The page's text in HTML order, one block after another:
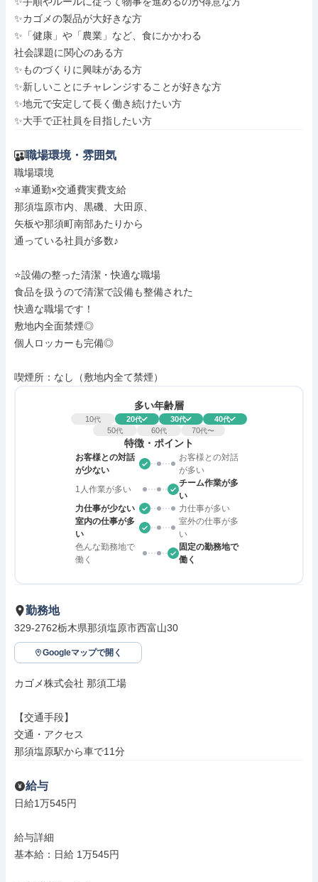
✨カゴメの製品が大好きな方
✨「健康」や「農業」など、食にかかわる
社会課題に関心のある方
✨ものづくりに興味がある方
✨新しいことにチャレンジすることが好きな方
✨地元で安定して長く働き続けたい方
✨大手で正社員を目指したい方
職場環境・雰囲気
職場環境
⭐車通勤×交通費実費支給
那須塩原市内、黒磯、大田原、
矢板や那須町南部あたりから
通っている社員が多数♪
⭐設備の整った清潔・快適な職場
食品を扱うので清潔で設備も整備された
快適な職場です！
敷地内全面禁煙◎
個人ロッカーも完備◎
喫煙所：なし（敷地内全て禁煙）
多い年齢層
10代 20代 30代 40代
50代 60代 70代〜
特徴・ポイント
お客様との対話
が少ない
お客様との対話
が多い
1人作業が多い
チーム作業が多
い
力仕事が少ない
力仕事が多い
室内の仕事が多
い
室外の仕事が多
い
色んな勤務地で
働く
固定の勤務地で
働く
勤務地
329-2762栃木県那須塩原市西富山30
Googleマップで開く
カゴメ株式会社 那須工場
【交通手段】
交通・アクセス
那須塩原駅から車で11分
給与
日給1万545円
給与詳細
基本給：日給 1万545円